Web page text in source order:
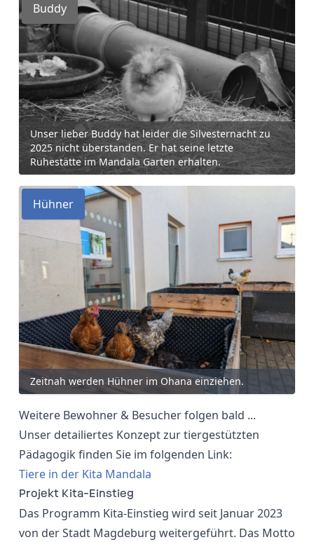
Buddy
Unser lieber Buddy hat leider die Silvesternacht zu
2025 nicht überstanden. Er hat seine letzte
Ruhestätte im Mandala Garten erhalten.
Hühner
Zeitnah werden Hühner im Ohana einziehen.
Weitere Bewohner & Besucher folgen bald ...
Unser detailiertes Konzept zur tiergestützten
Pädagogik finden Sie im folgenden Link:
Tiere in der Kita Mandala
Projekt Kita-Einstieg
Das Programm Kita-Einstieg wird seit Januar 2023
von der Stadt Magdeburg weitergeführt. Das Motto